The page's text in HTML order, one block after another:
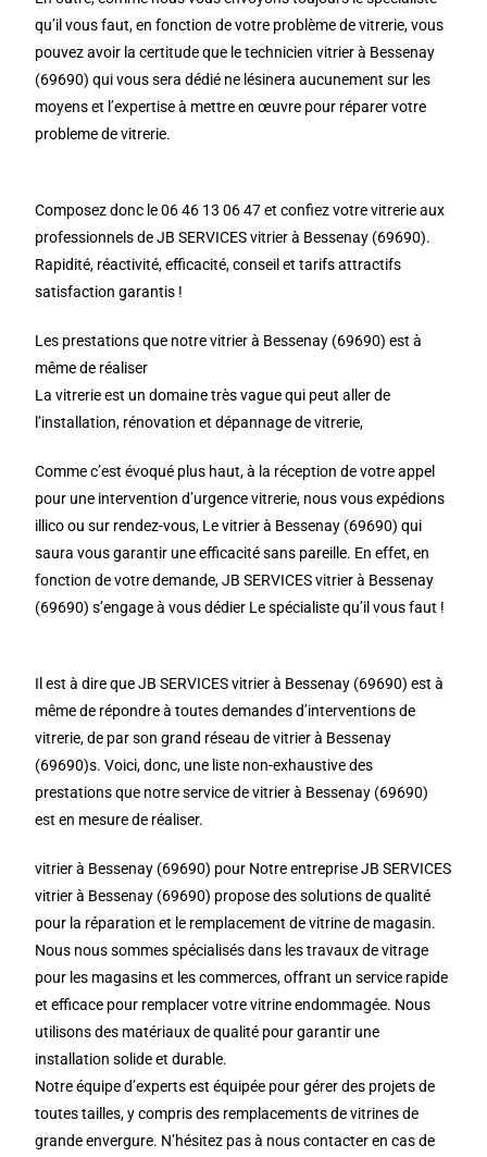
qu’il vous faut, en fonction de votre problème de vitrerie, vous
pouvez avoir la certitude que le technicien vitrier à Bessenay
(69690) qui vous sera dédié ne lésinera aucunement sur les
moyens et l’expertise à mettre en œuvre pour réparer votre
probleme de vitrerie.
Composez donc le 06 46 13 06 47 et confiez votre vitrerie aux
professionnels de JB SERVICES vitrier à Bessenay (69690).
Rapidité, réactivité, efficacité, conseil et tarifs attractifs
satisfaction garantis !
Les prestations que notre vitrier à Bessenay (69690) est à
même de réaliser
La vitrerie est un domaine très vague qui peut aller de
l’installation, rénovation et dépannage de vitrerie,
Comme c’est évoqué plus haut, à la réception de votre appel
pour une intervention d’urgence vitrerie, nous vous expédions
illico ou sur rendez-vous, Le vitrier à Bessenay (69690) qui
saura vous garantir une efficacité sans pareille. En effet, en
fonction de votre demande, JB SERVICES vitrier à Bessenay
(69690) s’engage à vous dédier Le spécialiste qu’il vous faut !
Il est à dire que JB SERVICES vitrier à Bessenay (69690) est à
même de répondre à toutes demandes d’interventions de
vitrerie, de par son grand réseau de vitrier à Bessenay
(69690)s. Voici, donc, une liste non-exhaustive des
prestations que notre service de vitrier à Bessenay (69690)
est en mesure de réaliser.
vitrier à Bessenay (69690) pour Notre entreprise JB SERVICES
vitrier à Bessenay (69690) propose des solutions de qualité
pour la réparation et le remplacement de vitrine de magasin.
Nous nous sommes spécialisés dans les travaux de vitrage
pour les magasins et les commerces, offrant un service rapide
et efficace pour remplacer votre vitrine endommagée. Nous
utilisons des matériaux de qualité pour garantir une
installation solide et durable.
Notre équipe d’experts est équipée pour gérer des projets de
toutes tailles, y compris des remplacements de vitrines de
grande envergure. N’hésitez pas à nous contacter en cas de